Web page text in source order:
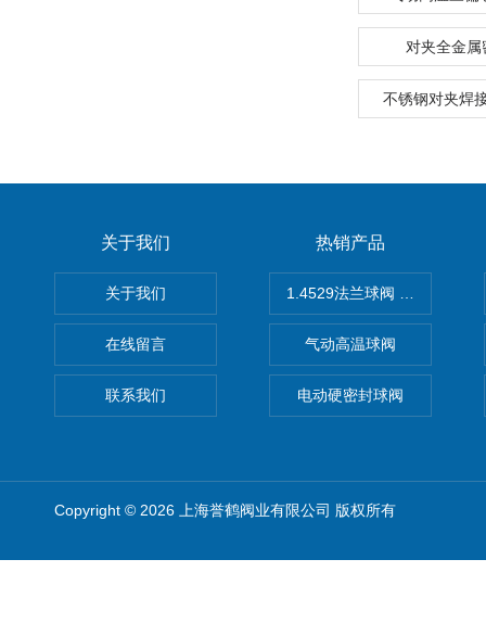
对夹全金
不锈钢对夹焊
关于我们
关于我们
在线留言
联系我们
热销产品
1.4529法兰球阀 不锈钢球阀
气动高温球阀
电动硬密封球阀
Copyright © 2026 上海誉鹤阀业有限公司 版权所有